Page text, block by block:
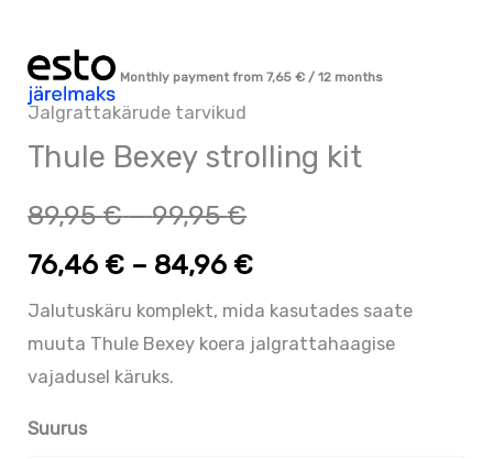
Monthly payment from7,65€ / 12 months
Jalgrattakärude tarvikud
Thule Bexey strolling kit
89,95€ – 99,95€
76,46 € – 84,96 €
Jalutuskäru komplekt, mida kasutades saate
muuta Thule Bexey koera jalgrattahaagise
vajadusel käruks.
Suurus